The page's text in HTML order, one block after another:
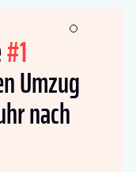
#1
Umzug
nach